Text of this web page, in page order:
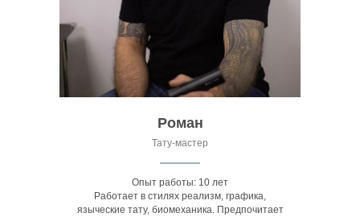
Роман
Тату-мастер
Опыт работы: 10 лет
Работает в стилях реализм, графика,
языческие тату, биомеханика. Предпочитает